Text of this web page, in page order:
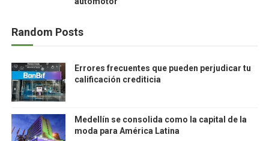
Random Posts
Errores frecuentes que pueden perjudicar tu
calificación crediticia
Medellín se consolida como la capital de la
moda para América Latina